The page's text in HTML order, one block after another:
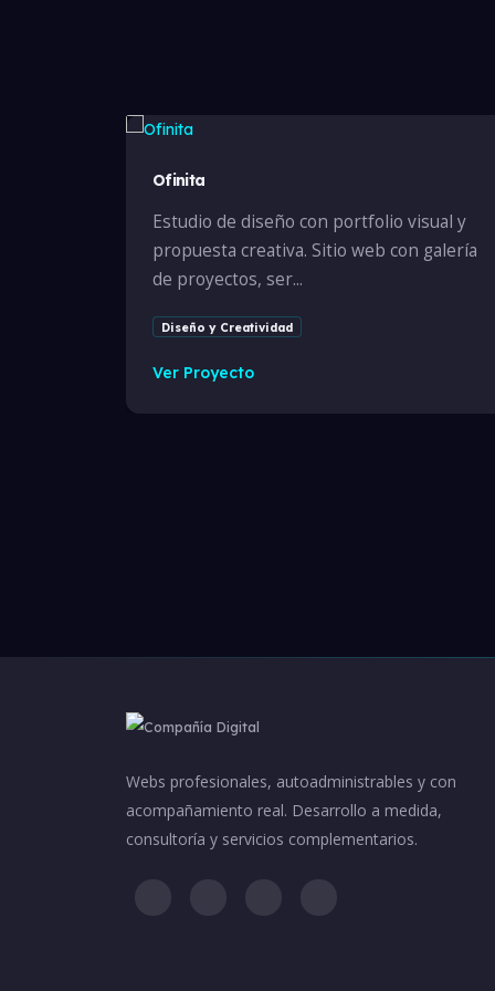
Ofinita
Estudio de diseño con portfolio visual y
propuesta creativa. Sitio web con galería
de proyectos, ser...
Diseño y Creatividad
Ver Proyecto
Webs profesionales, autoadministrables y con
acompañamiento real. Desarrollo a medida,
consultoría y servicios complementarios.